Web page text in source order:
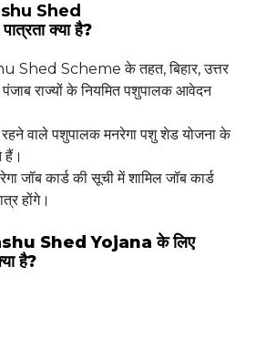
Shed
क्या है?
Shed Scheme के तहत, बिहार, उत्तर
राज्यों के नियमित पशुपालक आवेदन
रहने वाले पशुपालक मनरेगा पशु शेड योजना के
जॉब कार्ड की सूची में शामिल जॉब कार्ड
होंगे।
Shed Yojana के लिए
है?